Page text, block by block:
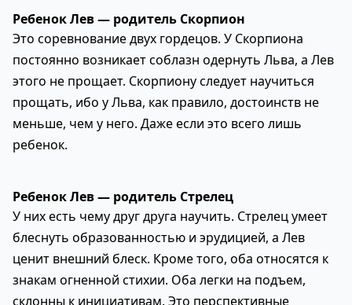
Ребенок Лев — родитель Скорпион
Это соревнование двух гордецов. У Скорпиона
постоянно возникает соблазн одернуть Льва, а Лев
этого не прощает. Скорпиону следует научиться
прощать, ибо у Льва, как правило, достоинств не
меньше, чем у него. Даже если это всего лишь
ребенок.
Ребенок Лев — родитель Стрелец
У них есть чему друг друга научить. Стрелец умеет
блеснуть образованностью и эрудицией, а Лев
ценит внешний блеск. Кроме того, оба относятся к
знакам огненной стихии. Оба легки на подъем,
склонны к инициативам. Это перспективные